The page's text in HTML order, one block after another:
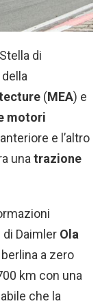
di
(MEA) e
motori
e l’altro
unatrazione
Daimler Ola
a zero
km con una
che la